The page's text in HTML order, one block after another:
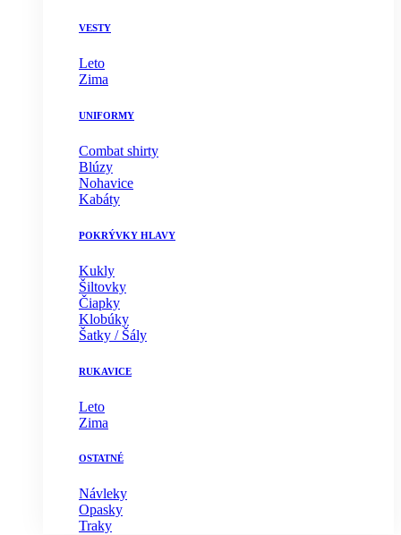
VESTY
Leto
Zima
UNIFORMY
Combat shirty
Blúzy
Nohavice
Kabáty
POKRÝVKY HLAVY
Kukly
Šiltovky
Čiapky
Klobúky
Šatky / Šály
RUKAVICE
Leto
Zima
OSTATNÉ
Návleky
Opasky
Traky